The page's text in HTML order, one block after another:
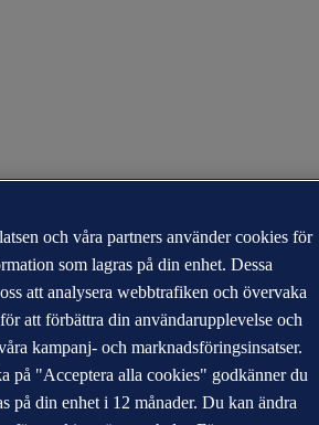
och våra partners använder cookies för
som lagras på din enhet. Dessa
att analysera webbtrafiken och övervaka
att förbättra din användarupplevelse och
kampanj- och marknadsföringsinsatser.
på "Acceptera alla cookies" godkänner du
på din enhet i 12 månader. Du kan ändra